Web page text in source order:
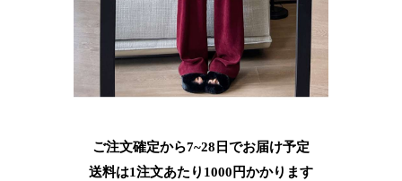
ご注文確定から7~28日でお届け予定
送料は1注文あたり 1000 円かかります